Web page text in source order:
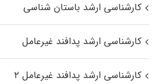
کارشناسی ارشد باستان شناسی
کارشناسی ارشد پدافند غیرعامل
کارشناسی ارشد پدافند غیرعامل ۲